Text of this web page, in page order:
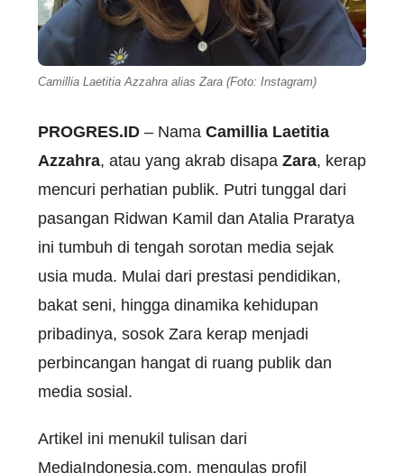
Camillia Laetitia Azzahra alias Zara (Foto: Instagram)
PROGRES.ID – Nama Camillia Laetitia
Azzahra, atau yang akrab disapa Zara, kerap
mencuri perhatian publik. Putri tunggal dari
pasangan Ridwan Kamil dan Atalia Praratya
ini tumbuh di tengah sorotan media sejak
usia muda. Mulai dari prestasi pendidikan,
bakat seni, hingga dinamika kehidupan
pribadinya, sosok Zara kerap menjadi
perbincangan hangat di ruang publik dan
media sosial.
Artikel ini menukil tulisan dari
MediaIndonesia.com, mengulas profil